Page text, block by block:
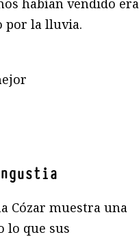
por la lluvia.
Cózar muestra una
lo que sus